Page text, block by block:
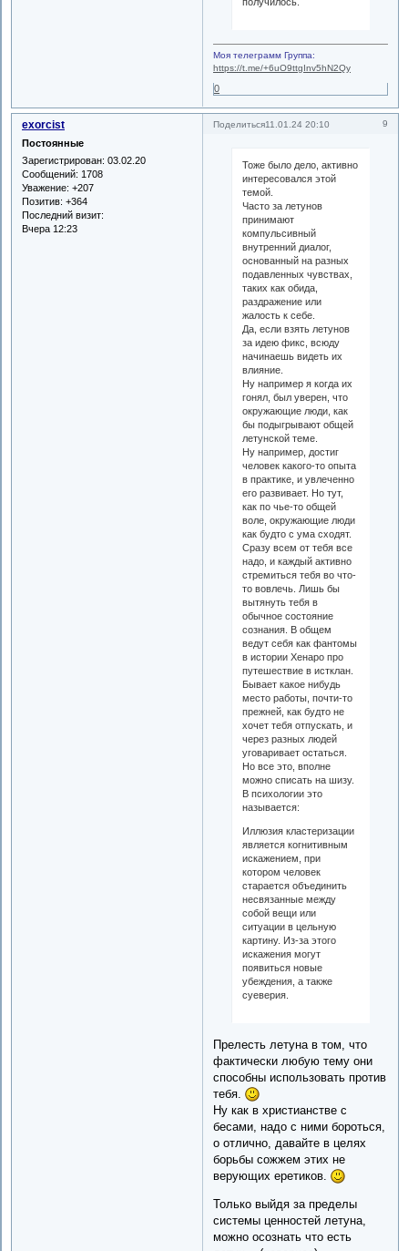
Моя телеграмм Группа:
https://t.me/+6uO9ttgInv5hN2Qy
0
Поделиться 9
11.01.24 20:10
exorcist
Постоянные
Зарегистрирован: 03.02.20
Сообщений: 1708
Уважение: +207
Позитив: +364
Последний визит:
Вчера 12:23
Тоже было дело, активно
интересовался этой
темой.
Часто за летунов
принимают
компульсивный
внутренний диалог,
основанный на разных
подавленных чувствах,
таких как обида,
раздражение или
жалость к себе.
Да, если взять летунов
за идею фикс, всюду
начинаешь видеть их
влияние.
Ну например я когда их
гонял, был уверен, что
окружающие люди, как
бы подыгрывают общей
летунской теме.
Ну например, достиг
человек какого-то опыта
в практике, и увлеченно
его развивает. Но тут,
как по чье-то общей
воле, окружающие люди
как будто с ума сходят.
Сразу всем от тебя все
надо, и каждый активно
стремиться тебя во что-
то вовлечь. Лишь бы
вытянуть тебя в
обычное состояние
сознания. В общем
ведут себя как фантомы
в истории Хенаро про
путешествие в истклан.
Бывает какое нибудь
место работы, почти-то
прежней, как будто не
хочет тебя отпускать, и
через разных людей
уговаривает остаться.
Но все это, вполне
можно списать на шизу.
В психологии это
называется:
Иллюзия кластеризации
является когнитивным
искажением, при
котором человек
старается объединить
несвязанные между
собой вещи или
ситуации в цельную
картину. Из-за этого
искажения могут
появиться новые
убеждения, а также
суеверия.
Прелесть летуна в том, что
фактически любую тему они
способны использовать против
тебя.
Ну как в христианстве с
бесами, надо с ними бороться,
о отлично, давайте в целях
борьбы сожжем этих не
верующих еретиков.
Только выйдя за пределы
системы ценностей летуна,
можно осознать что есть